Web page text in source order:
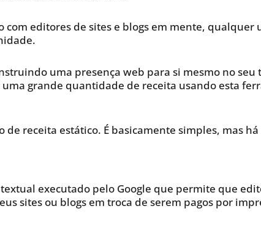
editores de sites e blogs em mente, qualquer
uma presença web para si mesmo no
grande quantidade de receita usando esta
receita estático. É basicamente simples, mas
executado pelo Google que permite que
sites ou blogs em troca de serem pagos por